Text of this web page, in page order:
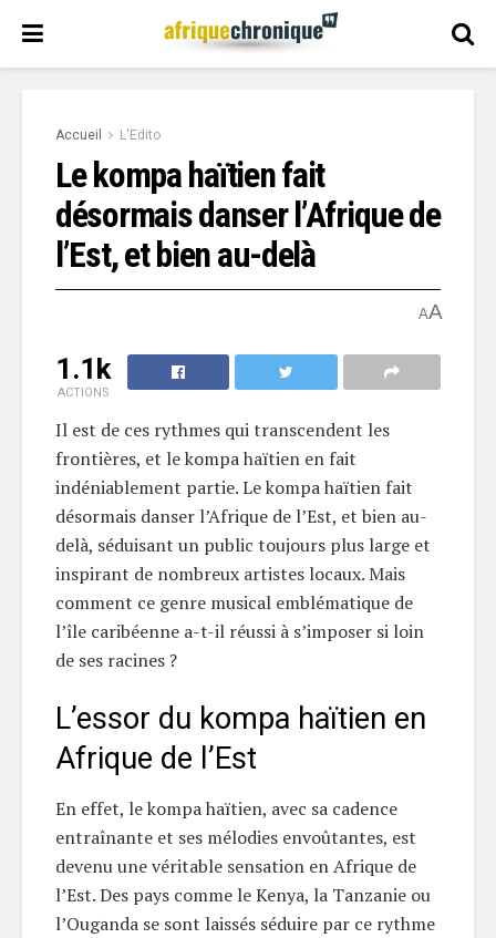
Accueil L'Edito
Le kompa haïtien fait
désormais danser l’Afrique de
l’Est, et bien au-delà
AA
1.1k
ACTIONS
Il est de ces rythmes qui transcendent les
frontières, et le kompa haïtien en fait
indéniablement partie. Le kompa haïtien fait
désormais danser l’Afrique de l’Est, et bien au-
delà, séduisant un public toujours plus large et
inspirant de nombreux artistes locaux. Mais
comment ce genre musical emblématique de
l’île caribéenne a-t-il réussi à s’imposer si loin
de ses racines ?
L’essor du kompa haïtien en
Afrique de l’Est
En effet, le kompa haïtien, avec sa cadence
entraînante et ses mélodies envoûtantes, est
devenu une véritable sensation en Afrique de
l’Est. Des pays comme le Kenya, la Tanzanie ou
l’Ouganda se sont laissés séduire par ce rythme